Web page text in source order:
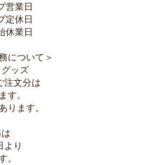
営業日
定休日
休業日
について＞
ッズ
注文分は
す。
ります。
より
。